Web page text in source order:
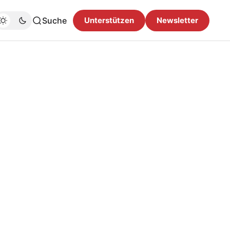
Suche Unterstützen Newsletter